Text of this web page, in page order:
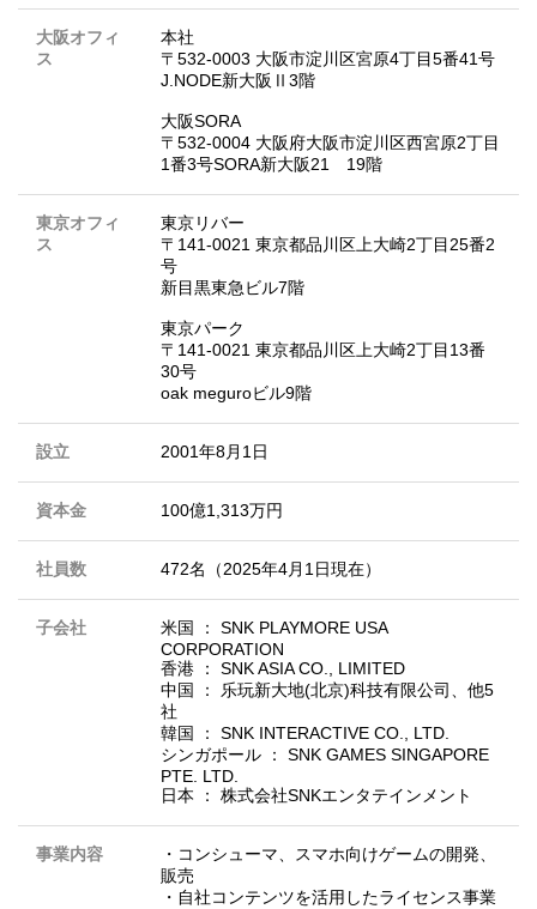
大阪オフィ
ス
本社
〒532-0003 大阪市淀川区宮原4丁目5番41号
J.NODE新大阪Ⅱ3階
大阪SORA
〒532-0004 大阪府大阪市淀川区西宮原2丁目
1番3号SORA新大阪21 19階
東京オフィ
ス
東京リバー
〒141-0021 東京都品川区上大崎2丁目25番2
号
新目黒東急ビル7階
東京パーク
〒141-0021 東京都品川区上大崎2丁目13番
30号
oak meguroビル9階
設立 2001年8月1日
資本金 100億1,313万円
社員数 472名（2025年4月1日現在）
子会社
米国 ： SNK PLAYMORE USA
CORPORATION
香港 ： SNK ASIA CO., LIMITED
中国 ： 乐玩新大地(北京)科技有限公司、他5
社
韓国 ： SNK INTERACTIVE CO., LTD.
シンガポール ： SNK GAMES SINGAPORE
PTE. LTD.
日本 ： 株式会社SNKエンタテインメント
事業内容
・コンシューマ、スマホ向けゲームの開発、
販売
・自社コンテンツを活用したライセンス事業